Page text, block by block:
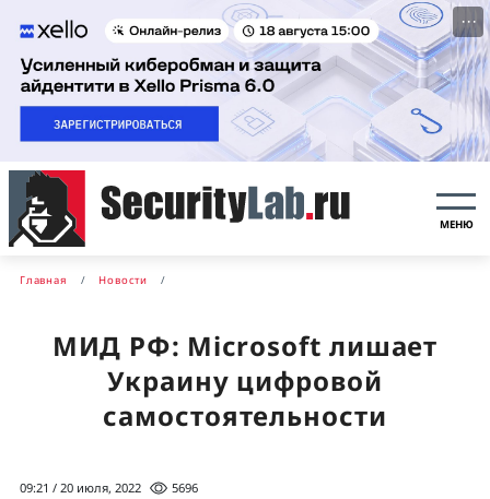
···
МЕНЮ
Главная Новости
МИД РФ: Microsoft лишает
Украину цифровой
самостоятельности
09:21 / 20 июля, 2022 5696